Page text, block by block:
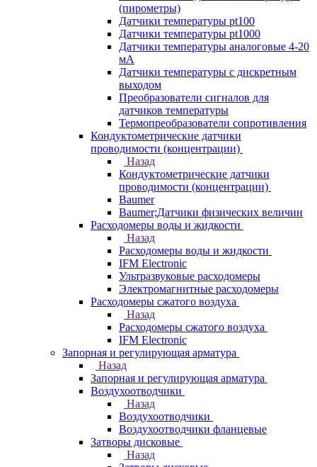
(пирометры)
Датчики температуры pt100
Датчики температуры pt1000
Датчики температуры аналоговые 4-20
мА
Датчики температуры с дискретным
выходом
Преобразователи сигналов для
датчиков температуры
Термопреобразователи сопротивления
Кондуктометрические датчики
проводимости (концентрации)
Назад
Кондуктометрические датчики
проводимости (концентрации)
Baumer
Baumer;Датчики физических величин
Расходомеры воды и жидкости
Назад
Расходомеры воды и жидкости
IFM Electronic
Ультразвуковые расходомеры
Электромагнитные расходомеры
Расходомеры сжатого воздуха
Назад
Расходомеры сжатого воздуха
IFM Electronic
Запорная и регулирующая арматура
Назад
Запорная и регулирующая арматура
Воздухоотводчики
Назад
Воздухоотводчики
Воздухоотводчики фланцевые
Затворы дисковые
Назад